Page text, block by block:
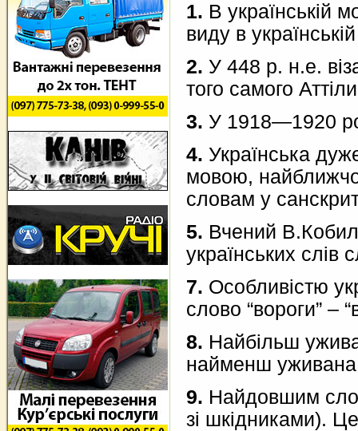
1. В українській
виду в
2. У 448 р. н.е.
того самого
3. У 1918—1920
4. Українська
мовою,
словам у
5. Вчений
українських слів
7. Особливістю
слово “вороги” –
8. Найбільш
найменш уживана.
9. Найдовшим
зі шкідниками).